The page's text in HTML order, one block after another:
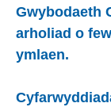
Gwybodaeth
arholiad o
ymlaen.